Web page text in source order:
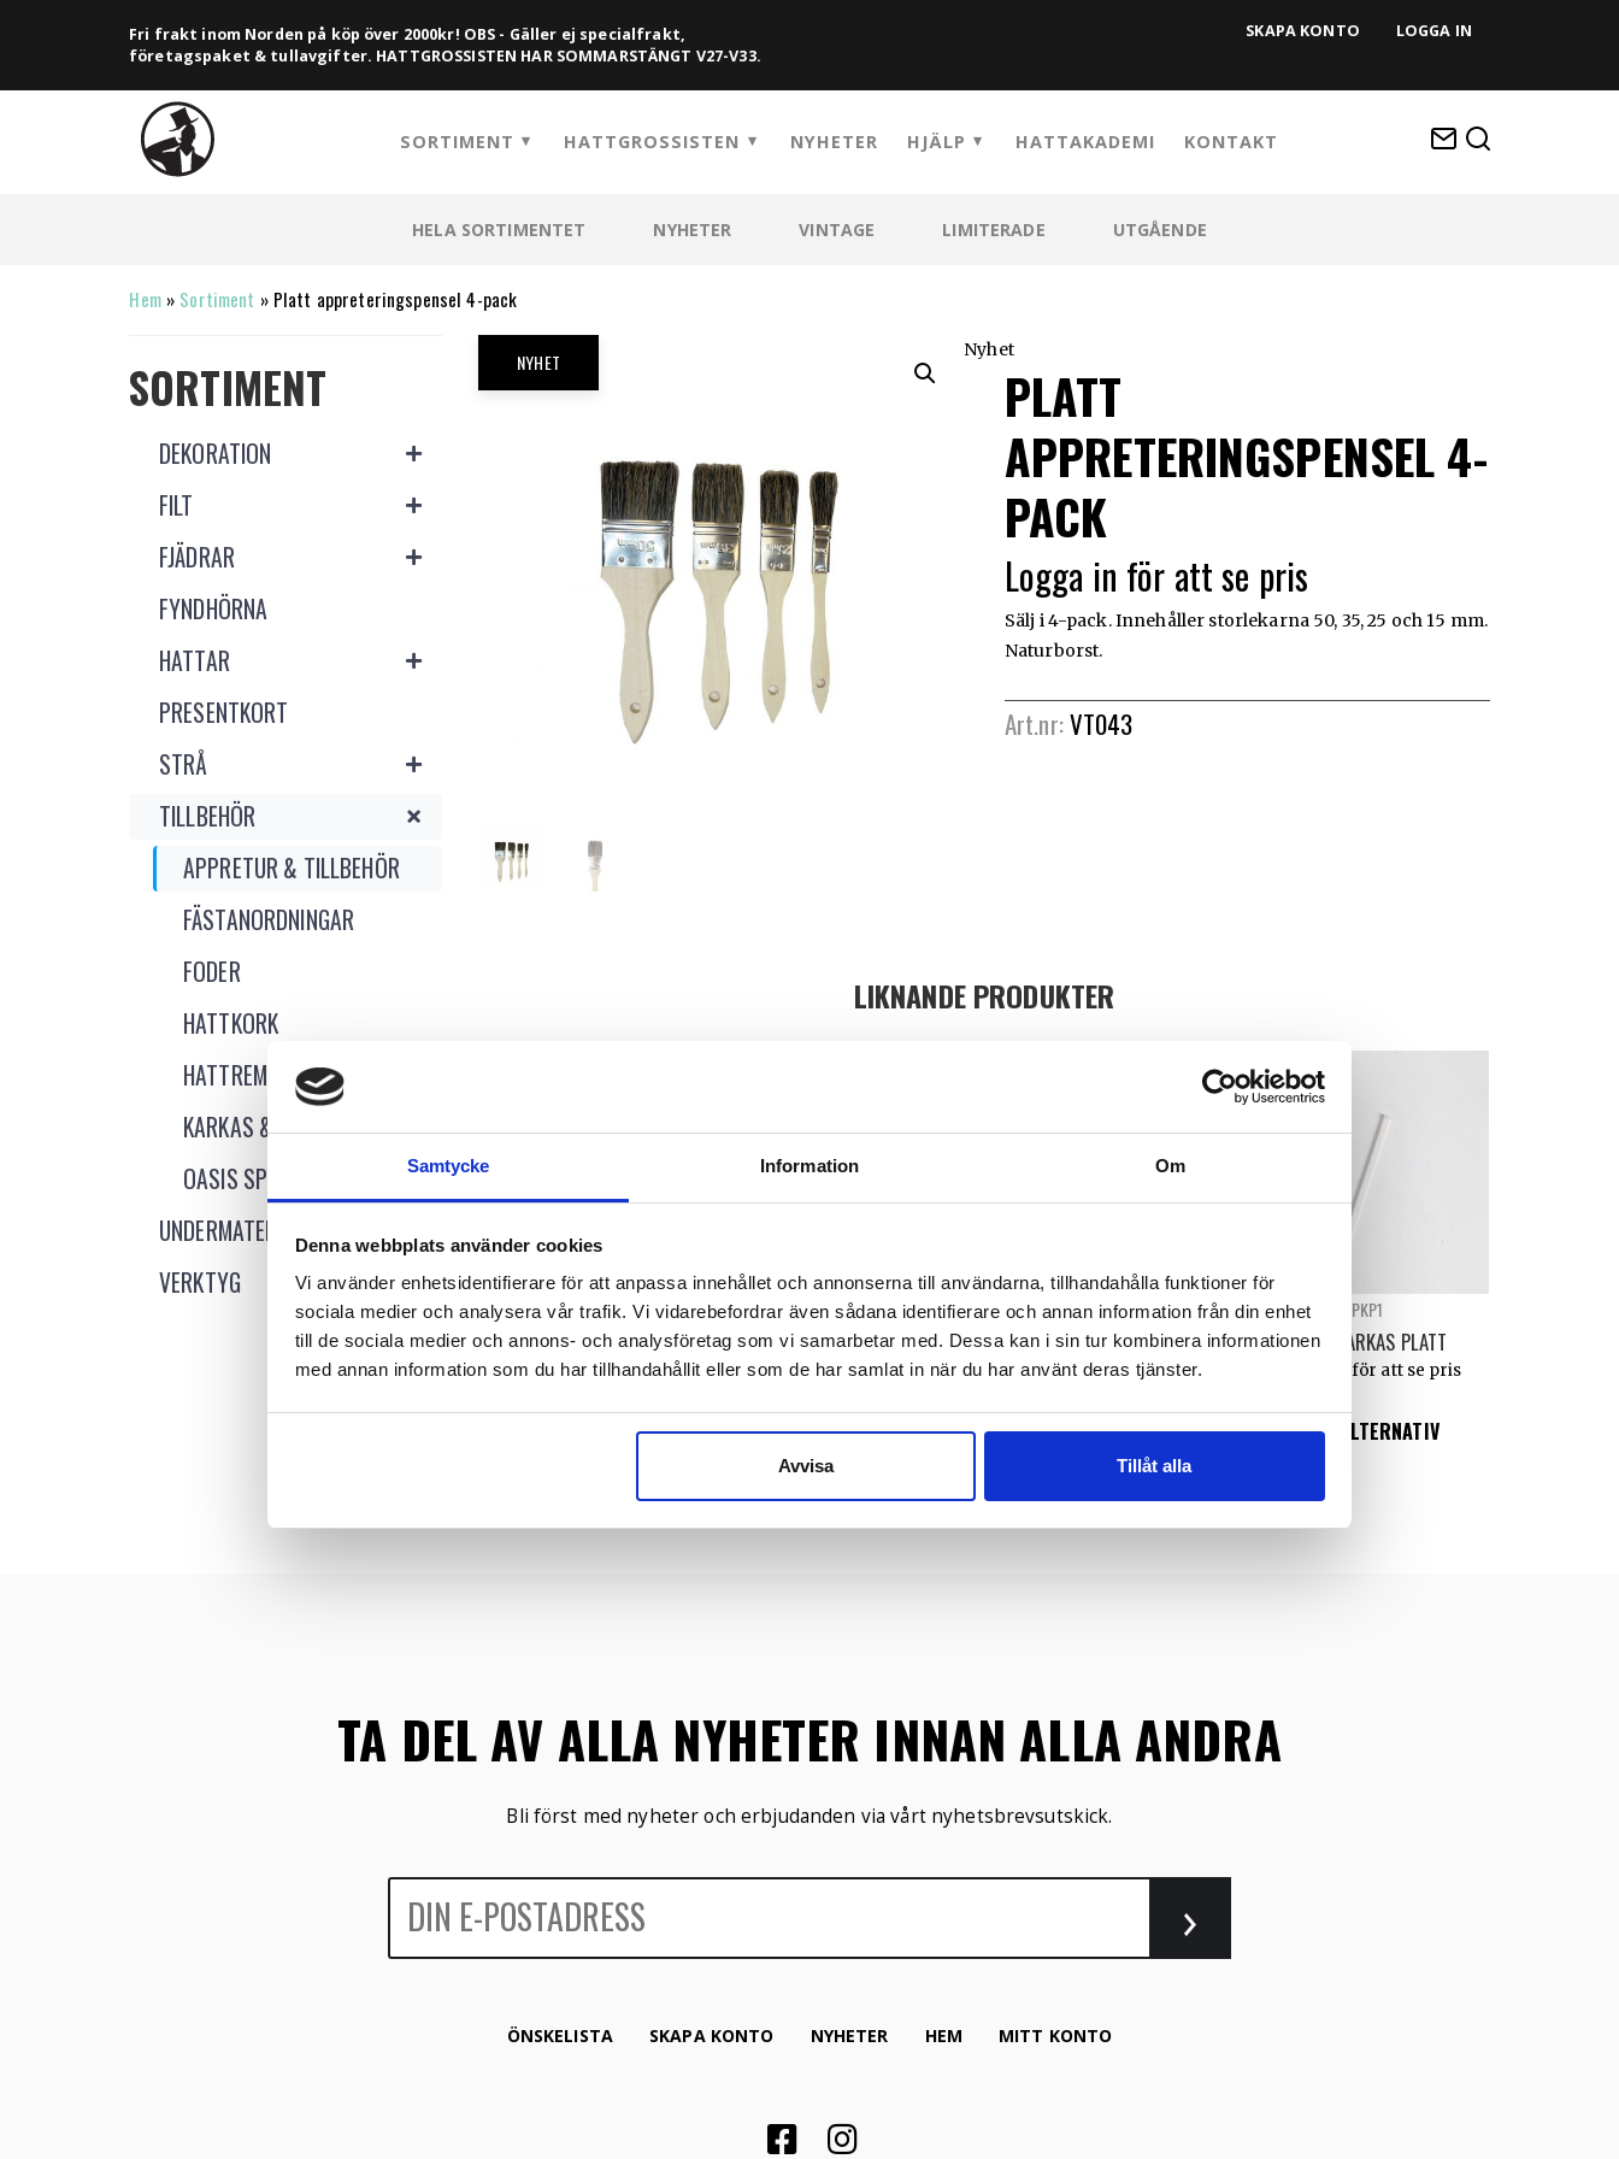
Samtycke Information Om
Denna webbplats använder cookies
Vi använder enhetsidentifierare för att anpassa innehållet och annonserna till användarna, tillhandahålla funktioner för
sociala medier och analysera vår trafik. Vi vidarebefordrar även sådana identifierare och annan information från din enhet
till de sociala medier och annons- och analysföretag som vi samarbetar med. Dessa kan i sin tur kombinera informationen
med annan information som du har tillhandahållit eller som de har samlat in när du har använt deras tjänster.
Avvisa Tillåt alla
Fri frakt inom Norden på köp över 2000kr! OBS - Gäller ej specialfrakt,
företagspaket & tullavgifter. HATTGROSSISTEN HAR SOMMARSTÄNGT V27-V33.
SKAPA KONTO LOGGA IN
SORTIMENT HATTGROSSISTEN NYHETER HJÄLP HATTAKADEMI KONTAKT
HELA SORTIMENTET NYHETER VINTAGE LIMITERADE UTGÅENDE
Hem» Sortiment » Platt appreteringspensel 4-pack
Nyhet
NYHET
PLATT
APPRETERINGSPENSEL 4-
PACK
Logga in för att se pris
Sälj i 4-pack. Innehåller storlekarna 50, 35, 25 och 15 mm.
Naturborst.
Art.nr:VT043
LIKNANDE PRODUKTER
KAR
KARKAS
Logga in för att se pris
READ MORE
KL2
KARKASLÅS MED STOPP –
1.25MM
READ MORE
VT001
PINCETT MED PIGG
Logga in för att se pris
READ MORE
PKP1
PLASTKARKAS PLATT
Logga in för att se pris
VÄLJ ALTERNATIV
SORTIMENT
DEKORATION
FILT
FJÄDRAR
FYNDHÖRNA
HATTAR
PRESENTKORT
STRÅ
TILLBEHÖR
APPRETUR & TILLBEHÖR
FÄSTANORDNINGAR
FODER
HATTKORK
HATTREMMAR
KARKAS & PIANOTRÅD
OASIS SPRAY
UNDERMATERIAL
VERKTYG
TA DEL AV ALLA NYHETER INNAN ALLA ANDRA
Bli först med nyheter och erbjudanden via vårt nyhetsbrevsutskick.
ÖNSKELISTA SKAPA KONTO NYHETER HEM MITT KONTO